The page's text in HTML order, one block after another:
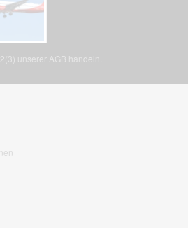
unserer AGB handeln.